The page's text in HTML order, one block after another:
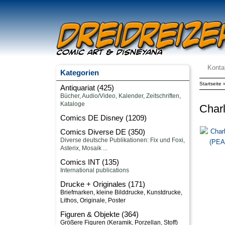
Startseite
Kategorien
Antiquariat (425)
Comics DE Disney (1209)
Comics Diverse DE (350)
Comics INT (135)
Drucke + Originales (171)
Figuren & Objekte (364)